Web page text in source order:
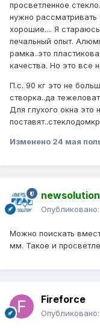
просветленное
нужно рассматривать
хорошие.... Я
печальный опыт.
рамка..это
качества. Но это все
П.с. 90 кг это не
створка..да
Для глухого окна это
Изменено 24 мая
Опубликовано:
Можно поискать
мм. Такое и
Fireforce
Опубликовано: